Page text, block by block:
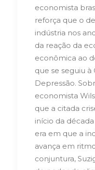
economista
reforça que o
indústria nos
da reação da
econômica ao
que se seguiu à
Depressão.
economista
que a citada
início da
era em que a
avança em
conjuntura,